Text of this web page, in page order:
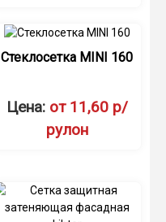
Стеклосетка MINI 160
Цена: от 11,60 р/
рулон